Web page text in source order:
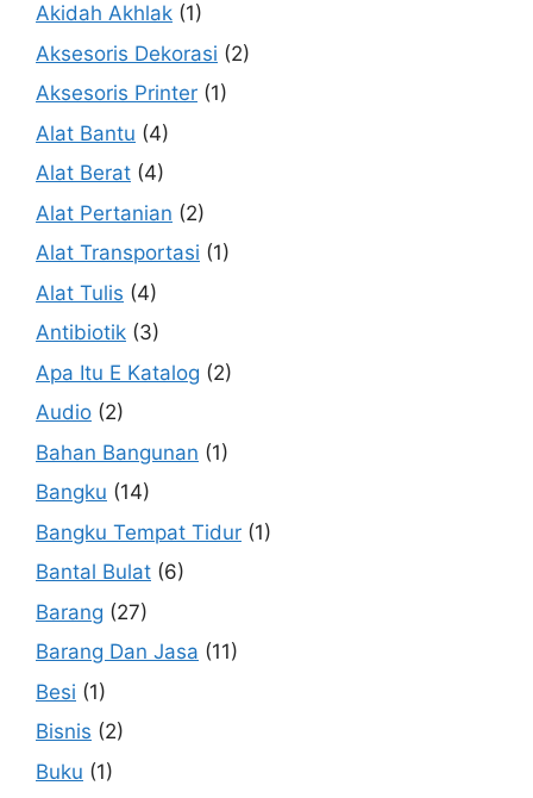
Akidah Akhlak (1)
Aksesoris Dekorasi (2)
Aksesoris Printer (1)
Alat Bantu (4)
Alat Berat (4)
Alat Pertanian (2)
Alat Transportasi (1)
Alat Tulis (4)
Antibiotik (3)
Apa Itu E Katalog (2)
Audio (2)
Bahan Bangunan (1)
Bangku (14)
Bangku Tempat Tidur (1)
Bantal Bulat (6)
Barang (27)
Barang Dan Jasa (11)
Besi (1)
Bisnis (2)
Buku (1)